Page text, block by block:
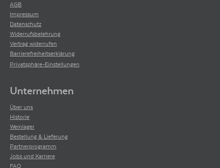
AGB
Impressum
Datenschutz
Widerrufsbelehrung
Vertrag widerrufen
Barrierefreiheitserklärung
Privatsphäre-Einstellungen
Unternehmen
Über uns
Historie
Weinlager
Bestellung & Lieferung
Partnerprogramm
Jobs und Karriere
FAQ